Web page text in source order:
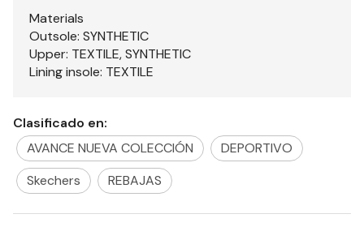
Materials
Outsole: SYNTHETIC
Upper: TEXTILE, SYNTHETIC
Lining insole: TEXTILE
Clasificado en:
AVANCE NUEVA COLECCIÓN
DEPORTIVO
Skechers
REBAJAS